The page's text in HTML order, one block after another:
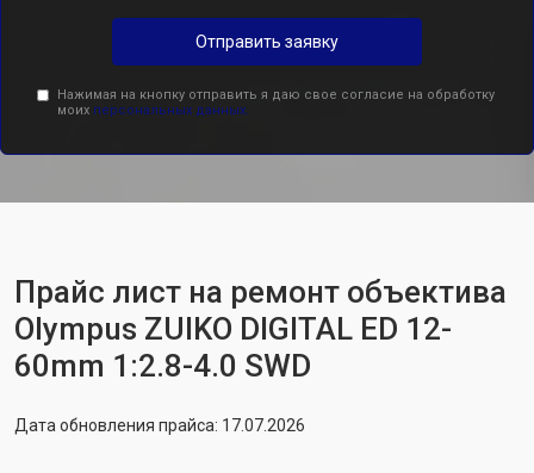
Отправить заявку
Нажимая на кнопку отправить я даю свое согласие на обработку
моих персональных данных.
Прайс лист на ремонт объектива
Olympus ZUIKO DIGITAL ED 12-
60mm 1:2.8-4.0 SWD
Дата обновления прайса: 17.07.2026